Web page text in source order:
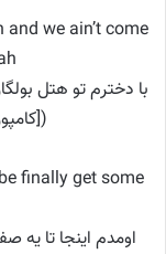
we ain’t come
[کامپوزیت تو ترکیه] نیومدیم اینجا، نه)
finally get some